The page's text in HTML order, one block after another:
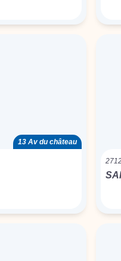
13 Av du château